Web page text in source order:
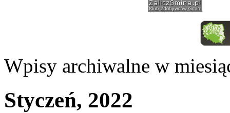
Wpisy archiwalne w
Styczeń, 2022